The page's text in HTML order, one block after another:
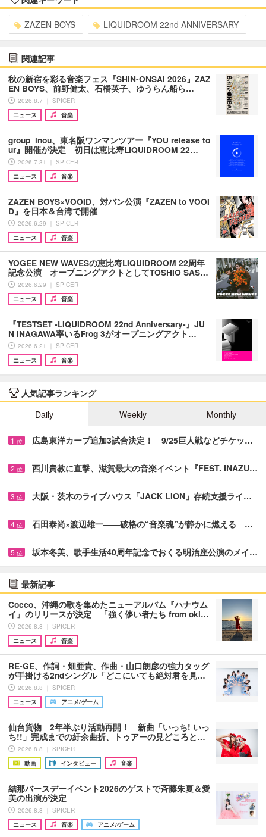
ZAZEN BOYS LIQUIDROOM 22nd ANNIVERSARY
関連記事
秋の新宿を彩る音楽フェス『SHIN-ONSAI 2026』ZAZ
EN BOYS、前野健太、石橋英子、ゆうらん船ら…
2026.8.7 ｜ SPICER
ニュース
音楽
group_inou、東名阪ワンマンツアー『YOU release to
ur』開催が決定 初日は恵比寿LIQUIDROOM 22…
2026.7.31 ｜ SPICER
ニュース
音楽
ZAZEN BOYS×VOOID、対バン公演『ZAZEN to VOOI
D』を日本＆台湾で開催
2026.6.29 ｜ SPICER
ニュース
音楽
YOGEE NEW WAVESの恵比寿LIQUIDROOM 22周年
記念公演 オープニングアクトとしてTOSHIO SAS…
2026.6.29 ｜ SPICER
ニュース
音楽
『TESTSET -LIQUIDROOM 22nd Anniversary-』JU
N INAGAWA率いるFrog 3がオープニングアクト…
2026.6.21 ｜ SPICER
ニュース
音楽
人気記事ランキング
Daily
Weekly Monthly
1 位 広島東洋カープ追加3試合決定！ 9/25巨人戦などチケッ…
2 位 西川貴教に直撃、滋賀最大の音楽イベント『FEST. INAZU…
3 位 大阪・茨木のライブハウス「JACK LION」存続支援ライ…
4 位 石田泰尚×渡辺雄一――破格の“音楽魂”が静かに燃える …
5 位 坂本冬美、歌手生活40周年記念でおくる明治座公演のメイ…
最新記事
Cocco、沖縄の歌を集めたニューアルバム『ハナウム
イ』のリリースが決定 「強く儚い者たち from oki…
2026.8.8 ｜ SPICER
ニュース
音楽
RE-GE、作詞・畑亜貴、作曲・山口朗彦の強力タッグ
が手掛ける2ndシングル「どこにいても絶対君を見…
2026.8.8 ｜ SPICER
ニュース
アニメ/ゲーム
仙台貨物 2年半ぶり活動再開！ 新曲「いっち! いっ
ち!!」完成までの紆余曲折、トゥアーの見どころと…
2026.8.8 ｜ SPICER
動画
インタビュー 音楽
結那バースデーイベント2026のゲストで斉藤朱夏＆愛
美の出演が決定
2026.8.8 ｜ SPICER
ニュース
音楽 アニメ/ゲーム